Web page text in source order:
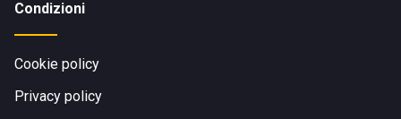
Condizioni
Cookie policy
Privacy policy